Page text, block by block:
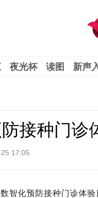
夜光杯 读图 新声
接种门诊
17:05
化预防接种门诊体验